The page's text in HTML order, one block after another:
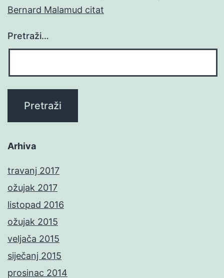
Bernard Malamud citat
Pretraži…
Arhiva
travanj 2017
ožujak 2017
listopad 2016
ožujak 2015
veljača 2015
siječanj 2015
prosinac 2014